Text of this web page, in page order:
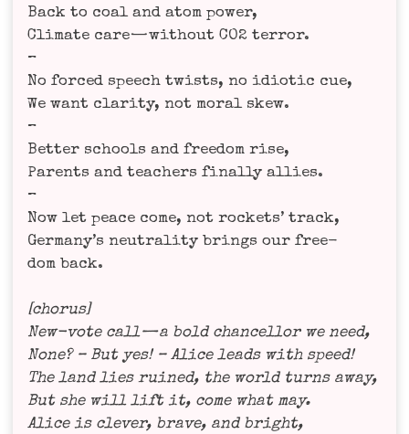
Back to coal and atom power,
Cli­ma­te care — wit­hout CO2 ter­ror.
–
No forced speech twists, no idio­tic cue,
We want cla­ri­ty, not moral skew.
–
Bet­ter schools and free­dom rise,
Par­ents and tea­chers final­ly allies.
–
Now let peace come, not rockets’ track,
Germany’s neu­tra­li­ty brings our free­
dom back.
[cho­rus]
New-vote call — a bold chan­cell­or we need,
None? – But yes! – Ali­ce leads with speed!
The land lies rui­ned, the world turns away,
But she will lift it, come what may.
Ali­ce is cle­ver, bra­ve, and bright,